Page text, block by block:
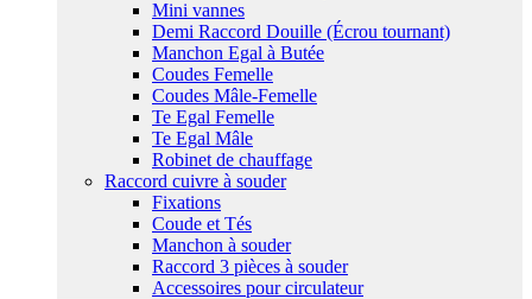
Mini vannes
Demi Raccord Douille (Écrou tournant)
Manchon Egal à Butée
Coudes Femelle
Coudes Mâle-Femelle
Te Egal Femelle
Te Egal Mâle
Robinet de chauffage
Raccord cuivre à souder
Fixations
Coude et Tés
Manchon à souder
Raccord 3 pièces à souder
Accessoires pour circulateur